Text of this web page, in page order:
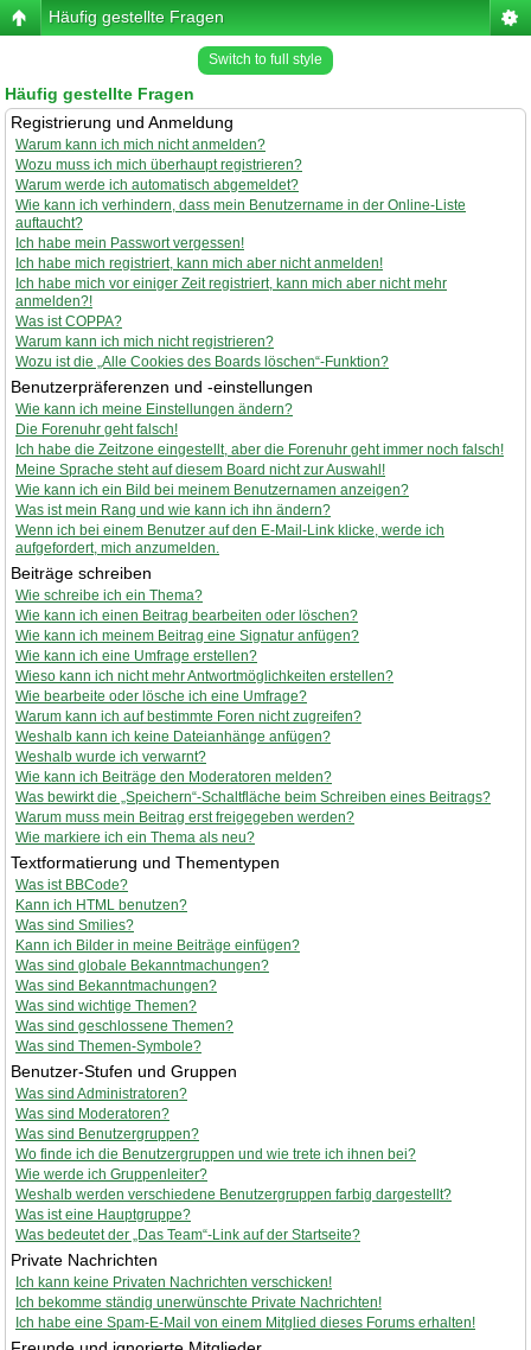
Häufig gestellte Fragen
Switch to full style
Häufig gestellte Fragen
Registrierung und Anmeldung
Warum kann ich mich nicht anmelden?
Wozu muss ich mich überhaupt registrieren?
Warum werde ich automatisch abgemeldet?
Wie kann ich verhindern, dass mein Benutzername in der Online-Liste
auftaucht?
Ich habe mein Passwort vergessen!
Ich habe mich registriert, kann mich aber nicht anmelden!
Ich habe mich vor einiger Zeit registriert, kann mich aber nicht mehr
anmelden?!
Was ist COPPA?
Warum kann ich mich nicht registrieren?
Wozu ist die „Alle Cookies des Boards löschen“-Funktion?
Benutzerpräferenzen und -einstellungen
Wie kann ich meine Einstellungen ändern?
Die Forenuhr geht falsch!
Ich habe die Zeitzone eingestellt, aber die Forenuhr geht immer noch falsch!
Meine Sprache steht auf diesem Board nicht zur Auswahl!
Wie kann ich ein Bild bei meinem Benutzernamen anzeigen?
Was ist mein Rang und wie kann ich ihn ändern?
Wenn ich bei einem Benutzer auf den E-Mail-Link klicke, werde ich
aufgefordert, mich anzumelden.
Beiträge schreiben
Wie schreibe ich ein Thema?
Wie kann ich einen Beitrag bearbeiten oder löschen?
Wie kann ich meinem Beitrag eine Signatur anfügen?
Wie kann ich eine Umfrage erstellen?
Wieso kann ich nicht mehr Antwortmöglichkeiten erstellen?
Wie bearbeite oder lösche ich eine Umfrage?
Warum kann ich auf bestimmte Foren nicht zugreifen?
Weshalb kann ich keine Dateianhänge anfügen?
Weshalb wurde ich verwarnt?
Wie kann ich Beiträge den Moderatoren melden?
Was bewirkt die „Speichern“-Schaltfläche beim Schreiben eines Beitrags?
Warum muss mein Beitrag erst freigegeben werden?
Wie markiere ich ein Thema als neu?
Textformatierung und Thementypen
Was ist BBCode?
Kann ich HTML benutzen?
Was sind Smilies?
Kann ich Bilder in meine Beiträge einfügen?
Was sind globale Bekanntmachungen?
Was sind Bekanntmachungen?
Was sind wichtige Themen?
Was sind geschlossene Themen?
Was sind Themen-Symbole?
Benutzer-Stufen und Gruppen
Was sind Administratoren?
Was sind Moderatoren?
Was sind Benutzergruppen?
Wo finde ich die Benutzergruppen und wie trete ich ihnen bei?
Wie werde ich Gruppenleiter?
Weshalb werden verschiedene Benutzergruppen farbig dargestellt?
Was ist eine Hauptgruppe?
Was bedeutet der „Das Team“-Link auf der Startseite?
Private Nachrichten
Ich kann keine Privaten Nachrichten verschicken!
Ich bekomme ständig unerwünschte Private Nachrichten!
Ich habe eine Spam-E-Mail von einem Mitglied dieses Forums erhalten!